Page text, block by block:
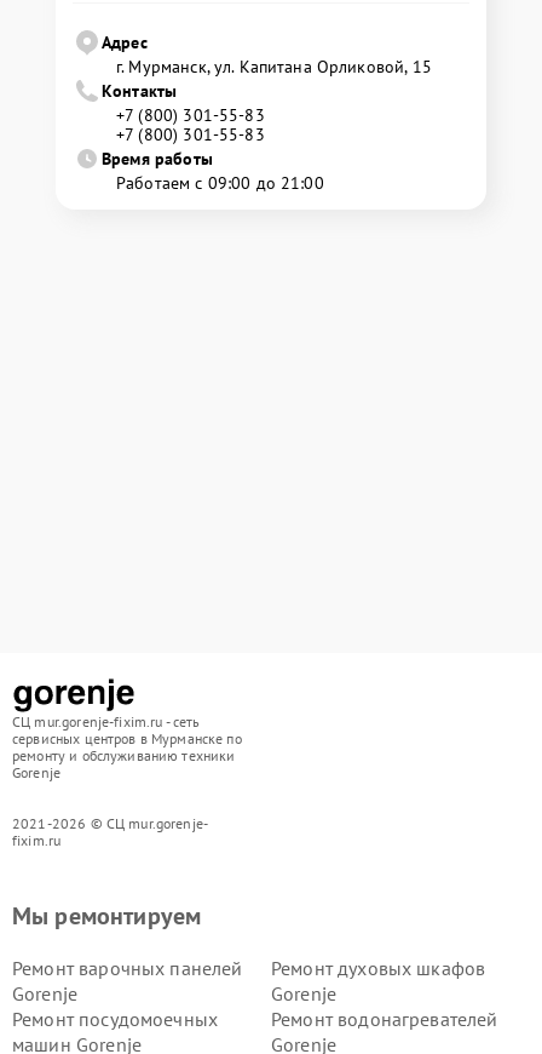
Адрес
г. Мурманск, ул. Капитана Орликовой, 15
Контакты
+7 (800) 301-55-83
+7 (800) 301-55-83
Время работы
Работаем с 09:00 до 21:00
СЦ mur.gorenje-fixim.ru - сеть
сервисных центров в Мурманске по
ремонту и обслуживанию техники
Gorenje
2021-2026 © СЦ mur.gorenje-
fixim.ru
Мы ремонтируем
Ремонт варочных панелей
Gorenje
Ремонт духовых шкафов
Gorenje
Ремонт посудомоечных
машин Gorenje
Ремонт водонагревателей
Gorenje